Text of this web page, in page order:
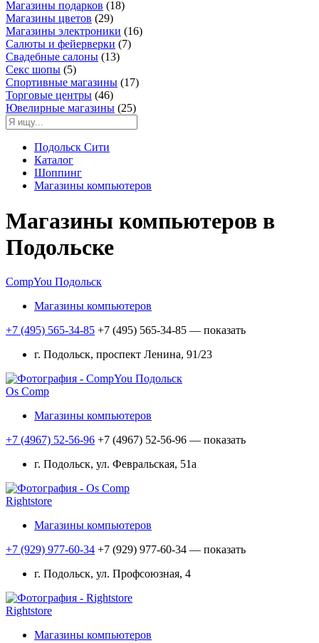
Магазины подарков (18)
Магазины цветов (29)
Магазины электроники (16)
Салюты и фейерверки (7)
Свадебные салоны (13)
Секс шопы (5)
Спортивные магазины (17)
Торговые центры (46)
Ювелирные магазины (25)
Подольск Сити
Каталог
Шоппинг
Магазины компьютеров
Магазины компьютеров в
Подольске
CompYou Подольск
Магазины компьютеров
+7 (495) 565-34-85 +7 (495) 565-34-85 — показать
г. Подольск, проспект Ленина, 91/23
Os Comp
Магазины компьютеров
+7 (4967) 52-56-96 +7 (4967) 52-56-96 — показать
г. Подольск, ул. Февральская, 51а
Rightstore
Магазины компьютеров
+7 (929) 977-60-34 +7 (929) 977-60-34 — показать
г. Подольск, ул. Профсоюзная, 4
Rightstore
Магазины компьютеров